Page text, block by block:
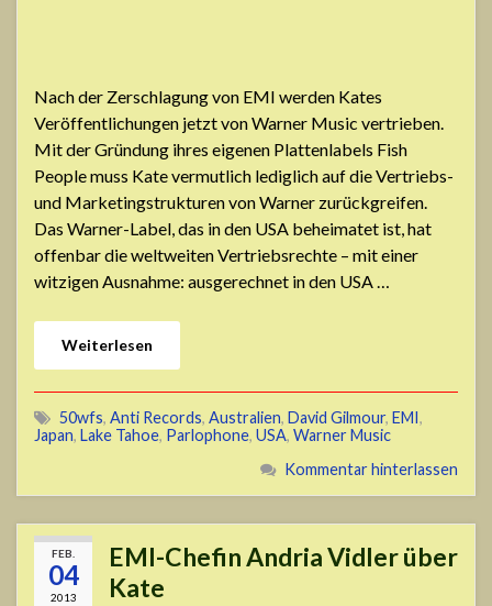
Nach der Zerschlagung von EMI werden Kates
Veröffentlichungen jetzt von Warner Music vertrieben.
Mit der Gründung ihres eigenen Plattenlabels Fish
People muss Kate vermutlich lediglich auf die Vertriebs-
und Marketingstrukturen von Warner zurückgreifen.
Das Warner-Label, das in den USA beheimatet ist, hat
offenbar die weltweiten Vertriebsrechte – mit einer
witzigen Ausnahme: ausgerechnet in den USA …
Weiterlesen
50wfs, Anti Records, Australien, David Gilmour, EMI ,
Japan, Lake Tahoe, Parlophone, USA, Warner Music
Kommentar hinterlassen
FEB.
04
2013
EMI-Chefin Andria Vidler über
Kate